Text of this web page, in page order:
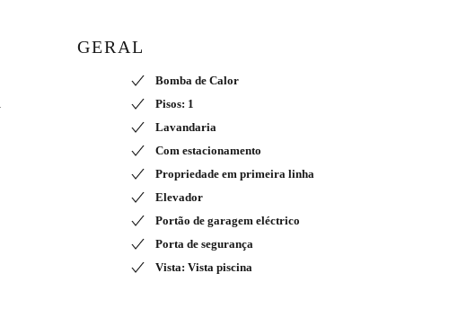
GERAL
Bomba de Calor
Pisos: 1
Lavandaria
Com estacionamento
Propriedade em primeira linha
Elevador
Portão de garagem eléctrico
Porta de segurança
Vista: Vista piscina